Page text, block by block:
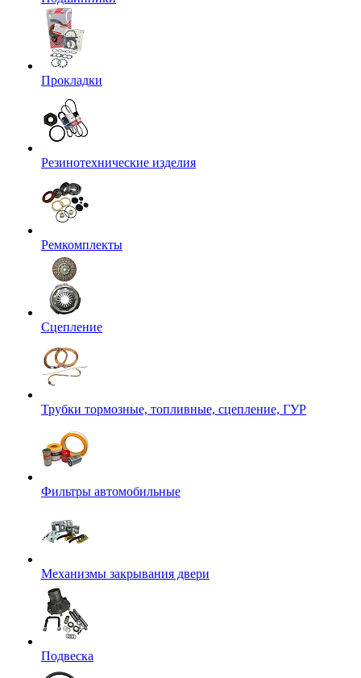
Прокладки
Резинотехнические изделия
Ремкомплекты
Сцепление
Трубки тормозные, топливные, сцепление, ГУР
Фильтры автомобильные
Механизмы закрывания двери
Подвеска